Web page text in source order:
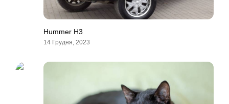
Hummer H3
14 Грудня, 2023